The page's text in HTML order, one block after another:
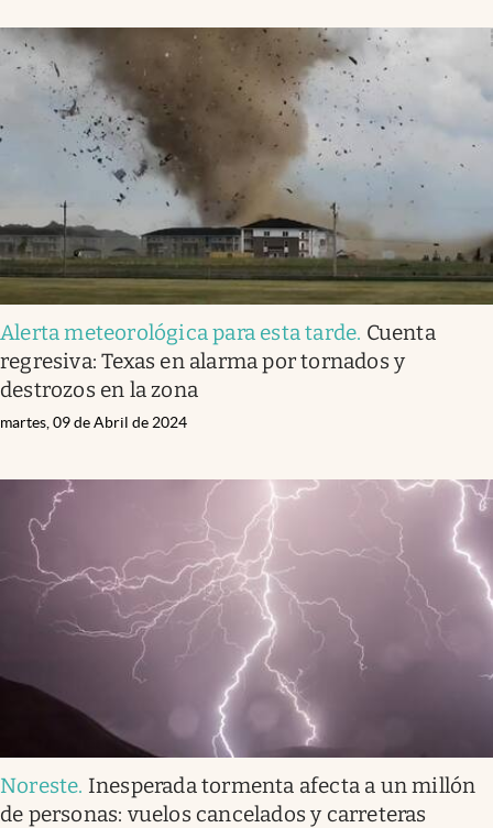
Alerta meteorológica para esta tarde. Cuenta
regresiva: Texas en alarma por tornados y
destrozos en la zona
martes, 09 de Abril de 2024
Noreste. Inesperada tormenta afecta a un millón
de personas: vuelos cancelados y carreteras